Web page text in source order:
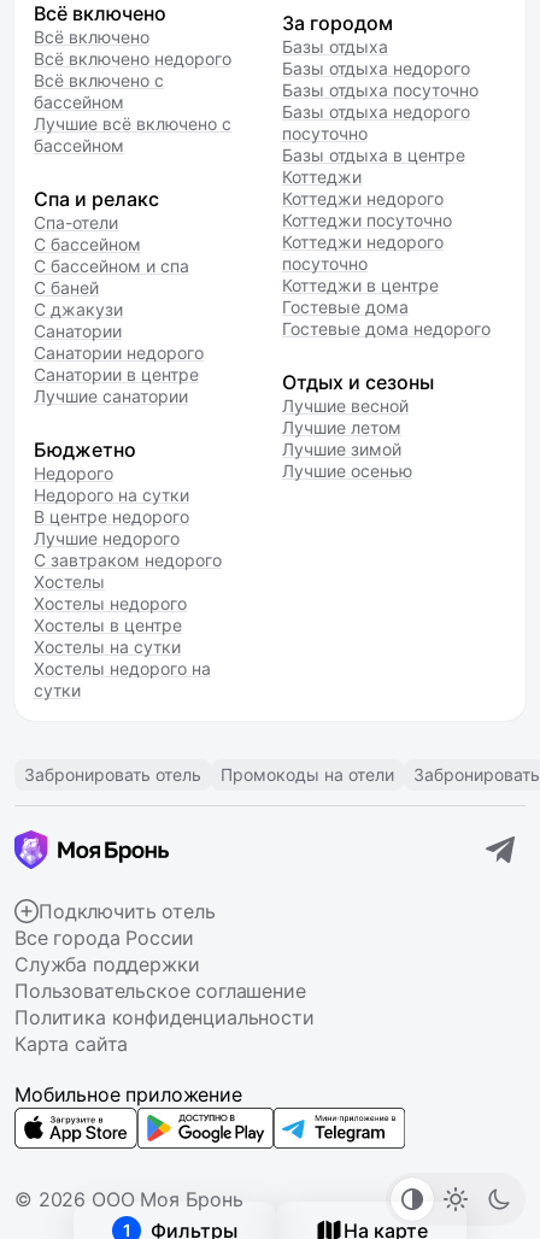
1 Фильтры На карте
Всё включено
Всё включено
Всё включено недорого
Всё включено с
бассейном
Лучшие всё включено с
бассейном
Спа и релакс
Спа-отели
С бассейном
С бассейном и спа
С баней
С джакузи
Санатории
Санатории недорого
Санатории в центре
Лучшие санатории
Бюджетно
Недорого
Недорого на сутки
В центре недорого
Лучшие недорого
С завтраком недорого
Хостелы
Хостелы недорого
Хостелы в центре
Хостелы на сутки
Хостелы недорого на
сутки
За городом
Базы отдыха
Базы отдыха недорого
Базы отдыха посуточно
Базы отдыха недорого
посуточно
Базы отдыха в центре
Коттеджи
Коттеджи недорого
Коттеджи посуточно
Коттеджи недорого
посуточно
Коттеджи в центре
Гостевые дома
Гостевые дома недорого
Отдых и сезоны
Лучшие весной
Лучшие летом
Лучшие зимой
Лучшие осенью
Забронировать отель Промокоды на отели
Подключить отель
Все города России
Служба поддержки
Пользовательское соглашение
Политика конфиденциальности
Карта сайта
© 2026 ООО Моя Бронь
Мобильное приложение